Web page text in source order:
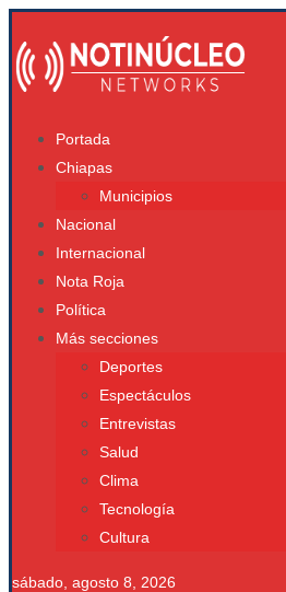
Portada
Chiapas
Municipios
Nacional
Internacional
Nota Roja
Política
Más secciones
Deportes
Espectáculos
Entrevistas
Salud
Clima
Tecnología
Cultura
sábado, agosto 8, 2026